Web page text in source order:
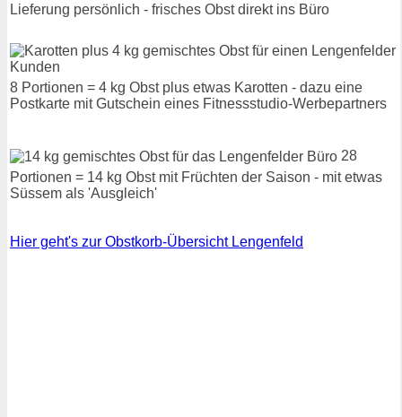
Lieferung persönlich - frisches Obst direkt ins Büro
8 Portionen = 4 kg Obst plus etwas Karotten - dazu eine
Postkarte mit Gutschein eines Fitnessstudio-Werbepartners
28
Portionen = 14 kg Obst mit Früchten der Saison - mit etwas
Süssem als 'Ausgleich'
Hier geht's zur Obstkorb-Übersicht Lengenfeld